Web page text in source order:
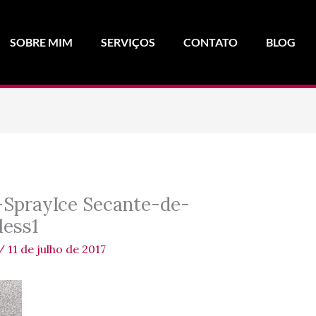
SOBRE MIM SERVIÇOS CONTATO BLOG
Secante-de-
/ 11 de julho de 2017